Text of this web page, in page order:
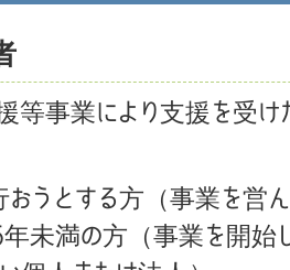
等事業により支援を受け
うとする方（事業を営
未満の方（事業を開始